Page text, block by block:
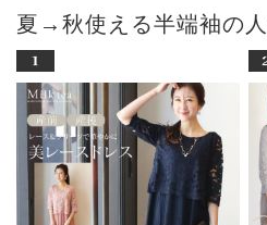
夏→秋使える半端袖の